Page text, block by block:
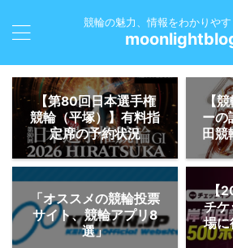
競輪の魅力、情報をわかりや
【第80回日本選手権
競輪（平塚）】有料指
定席の予約状況
【
ーの
田競
「オススメの競輪投票
サイト、競輪アプリ8
選」
【
チケ
場に